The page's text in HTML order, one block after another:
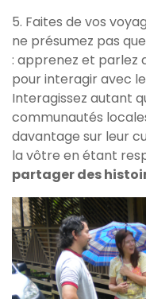
5. Faites de vos
ne présumez pas
: apprenez et parlez
pour interagir avec
Interagissez autant
communautés
davantage sur leur
la vôtre en étant
partager des